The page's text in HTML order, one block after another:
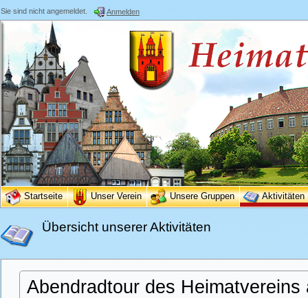
Sie sind nicht angemeldet. Anmelden
Startseite Unser Verein Unsere Gruppen Aktivitäten
Übersicht unserer Aktivitäten
Abendradtour des Heimatvereins